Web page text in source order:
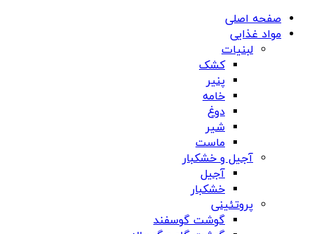
صفحه اصلی
مواد غذایی
لبنیات
کشک
پنیر
خامه
دوغ
شیر
ماست
آجیل و خشکبار
آجیل
خشکبار
پروتئینی
گوشت گوسفند